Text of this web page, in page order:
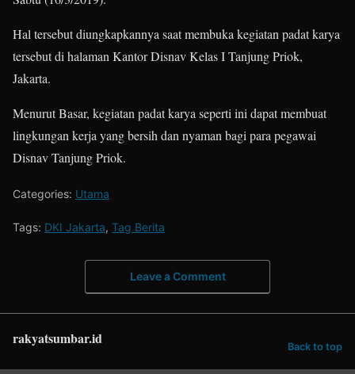
Hal tersebut diungkapkannya saat membuka kegiatan padat karya
tersebut di halaman Kantor Disnav Kelas I Tanjung Priok,
Jakarta.
Menurut Basar, kegiatan padat karya seperti ini dapat membuat
lingkungan kerja yang bersih dan nyaman bagi para pegawai
Disnav Tanjung Priok.
Categories: Utama
Tags: DKI Jakarta, Tag Berita
Leave a Comment
rakyatsumbar.id Back to top